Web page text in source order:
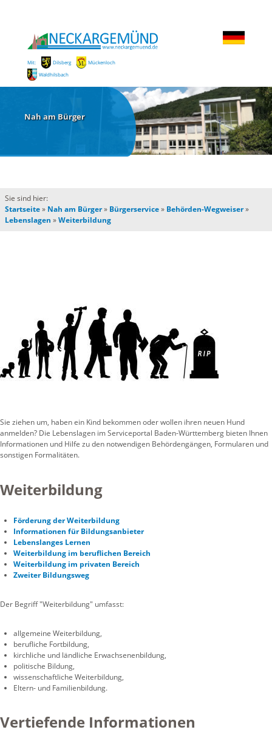
Mit: Dilsberg
Mückenloch
Waldhilsbach
Nah am Bürger
Sie sind hier:
Startseite» Nah am Bürger» Bürgerservice» Behörden-Wegweiser»
Lebenslagen »Weiterbildung
Sie ziehen um, haben ein Kind bekommen oder wollen ihren neuen Hund
anmelden? Die Lebenslagen im Serviceportal Baden-Württemberg bieten Ihnen
Informationen und Hilfe zu den notwendigen Behördengängen, Formularen und
sonstigen Formalitäten.
Weiterbildung
Förderung der Weiterbildung
Informationen für Bildungsanbieter
Lebenslanges Lernen
Weiterbildung im beruflichen Bereich
Weiterbildung im privaten Bereich
Zweiter Bildungsweg
Der Begriff "Weiterbildung" umfasst:
allgemeine Weiterbildung,
berufliche Fortbildung,
kirchliche und ländliche Erwachsenenbildung,
politische Bildung,
wissenschaftliche Weiterbildung,
Eltern- und Familienbildung.
Vertiefende Informationen